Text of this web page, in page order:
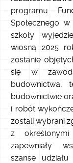
programu
Społecznego
szkoły
wiosną 2025
zostanie
się w
budownictwa,
budownictwie
i robót
zostali wybrani
z
zapewniały
szanse